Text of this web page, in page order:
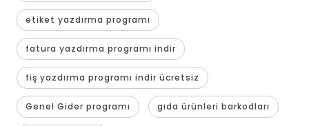
etiket yazdırma programı
fatura yazdırma programı indir
fiş yazdırma programı indir ücretsiz
Genel Gider programı gıda ürünleri barkodları